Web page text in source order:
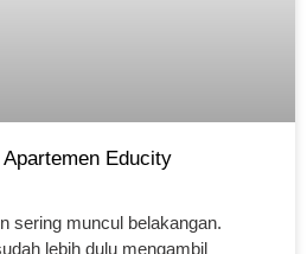
Educity
sering muncul belakangan.
lebih dulu mengambil